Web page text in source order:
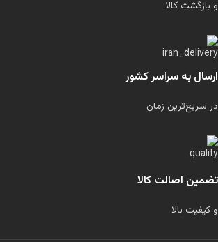
و بازگشت کالا
ارسال به سراسر کشور
در سریع‌ترین زمان
تضمین اصالت کالا
و کیفیت بالا